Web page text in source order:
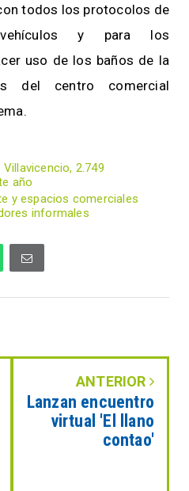
todos los protocolos de
y para los
uso de los baños de la
del centro comercial
2.749
año
y espacios comerciales
informales
ANTERIOR
Lanzan encuentro
virtual 'El llano
contao'